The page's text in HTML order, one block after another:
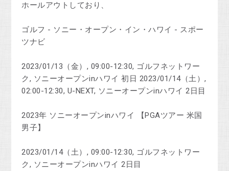
ホールアウトしており、
ゴルフ - ソニー・オープン・イン・ハワイ - スポー
ツナビ
2023/01/13（金）, 09:00-12:30, ゴルフネットワー
ク, ソニーオープンinハワイ 初日 2023/01/14（土）,
02:00-12:30, U-NEXT, ソニーオープンinハワイ 2日目
2023年 ソニーオープンinハワイ 【PGAツアー 米国
男子】
2023/01/14（土）, 09:00-12:30, ゴルフネットワー
ク, ソニーオープンinハワイ 2日目